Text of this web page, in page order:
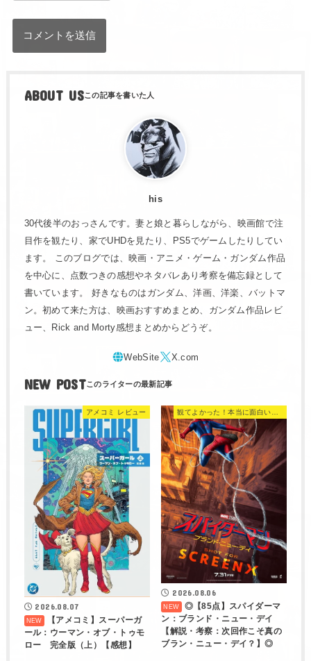
ABOUT US
his
30代後半のおっさんです。妻と娘と暮らしながら、映画館で注
目作を観たり、家でUHDを見たり、PS5でゲームしたりしてい
ます。 このブログでは、映画・アニメ・ゲーム・ガンダム作品
を中心に、点数つきの感想やネタバレあり考察を備忘録として
書いています。 好きなものはガンダム、洋画、洋楽、バットマ
ン。初めて来た方は、映画おすすめまとめ、ガンダム作品レビ
ュー、Rick and Morty感想まとめからどうぞ。
NEW POST
アメコミ レビュー
2026.08.07
【アメコミ】スーパーガ
ール：ウーマン・オブ・トゥモ
ロー 完全版（上）【感想】
2026.08.06
◎【85点】スパイダーマ
ン：ブランド・ニュー・デイ
【解説・考察：次回作こそ真の
ブラン・ニュー・デイ？】◎